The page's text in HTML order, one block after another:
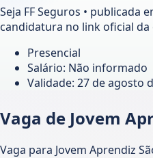
Seja FF Seguros • publicada
candidatura no link oficial da
Presencial
Salário: Não informado
Validade: 27 de agosto
Vaga de Jovem
Vaga para Jovem Aprendiz